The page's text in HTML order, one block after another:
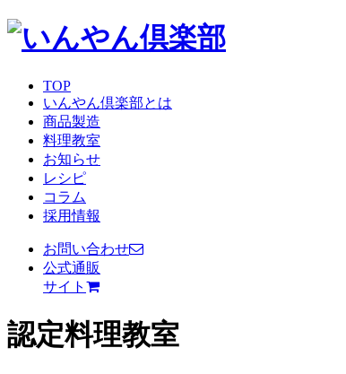
TOP
いんやん倶楽部とは
商品製造
料理教室
お知らせ
レシピ
コラム
採用情報
お問い合わせ
公式通販
サイト
認定料理教室